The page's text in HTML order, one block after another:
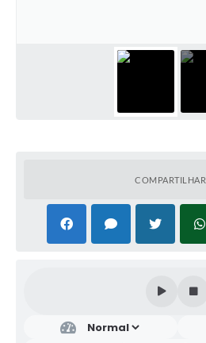
COMPARTILHAR